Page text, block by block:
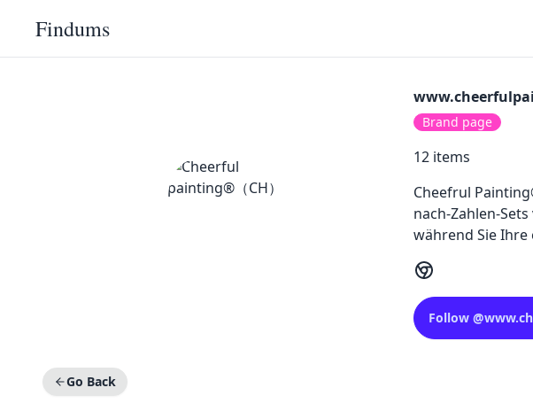
Findums
Brand page
12items
Cheefrul
nach-Zahlen-
während Sie
Follow @
Go Back